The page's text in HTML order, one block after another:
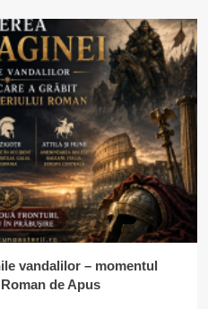
vandalilor – momentul
de Apus